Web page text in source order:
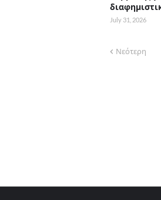
July 31, 2026
Νεότερη